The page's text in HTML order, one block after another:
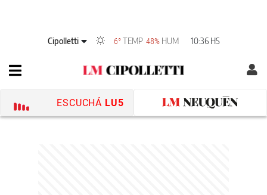
Cipolletti 6° TEMP 48% HUM 10:36 HS
ESCUCHÁ LU5